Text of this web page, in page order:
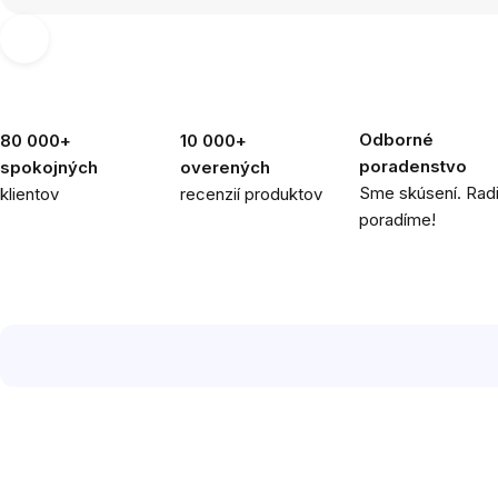
80 000+
spokojných
klientov
10 000+
overených
recenzií produktov
Odborné
poradenstvo
Sme skúsení. Radi
poradíme!